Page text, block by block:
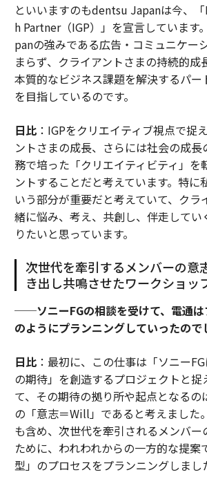
といいますのもdentsu Japanは今、
h Partner（IGP）」を宣言しています
panの強みである広告・コミュニケー
まらず、クライアントさまの持続的成
本質的なビジネス課題を解決するパー
を目指しているのです。
日比：IGPをクリエイティブ視点で捉
ントさまの成長、さらには社会の成
務で培った「クリエイティビティ」を
ントすることだと考えています。特に
いう部分が重要だと考えていて、クラ
緒に悩み、考え、共創し、伴走してい
りたいと思っています。
次世代を牽引するメンバーの意
き出し共鳴させたワークショッ
──ソニーFGの相談を受けて、電通は
のようにプランニングしていったので
日比：最初に、この仕事は「ソニー
の期待」を創造するプロジェクトと捉
て、その期待の拠り所や起点となるの
の「意志＝Will」であると考えました
も含め、次世代を牽引されるメンバー
ために、われわれからの一方的な提案
型」のプロセスをプランニングしまし